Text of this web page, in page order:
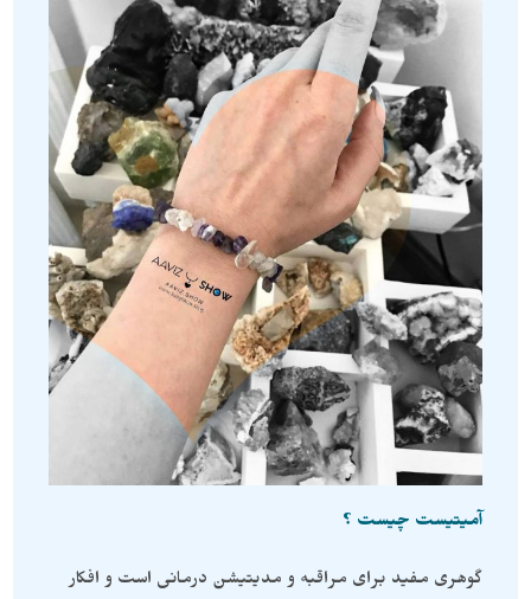
آمیتیست چیست ؟
گوهری مفید برای مراقبه و مدیتیشن درمانی است و افکار